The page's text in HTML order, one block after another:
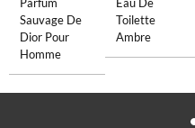
Sauvage De
Dior Pour
Homme
Toilette
Ambre